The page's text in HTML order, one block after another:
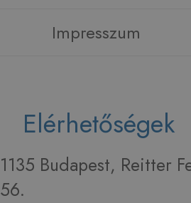
Impresszum
Elérhetőségek
1135 Budapest, Reitter
56.